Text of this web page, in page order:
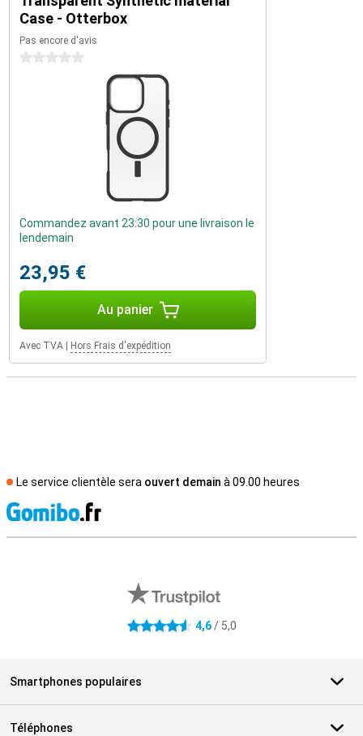
Case - Otterbox
Pas encore d'avis
0 étoiles
Commandez avant 23:30 pour une livraison le
lendemain
23,95 €
Au panier
Avec TVA Hors Frais d'expédition
Le service clientèle sera ouvert demain à 09.00 heures
4.6 étoiles 4,6/ 5,0
Smartphones populaires
Téléphones